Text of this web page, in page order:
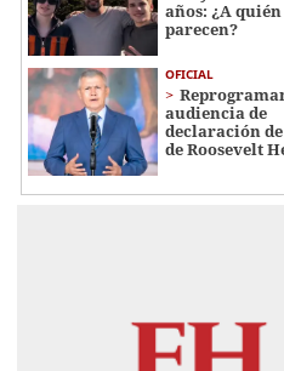
años: ¿A quién
parecen?
OFICIAL
audiencia de
declaración
de Roosevelt